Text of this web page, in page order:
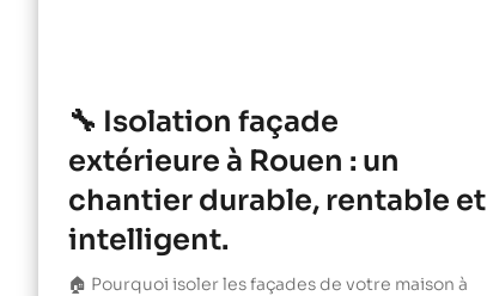
🔧 Isolation façade
extérieure à Rouen : un
chantier durable, rentable et
intelligent.
🏠 Pourquoi isoler les façades de votre maison à